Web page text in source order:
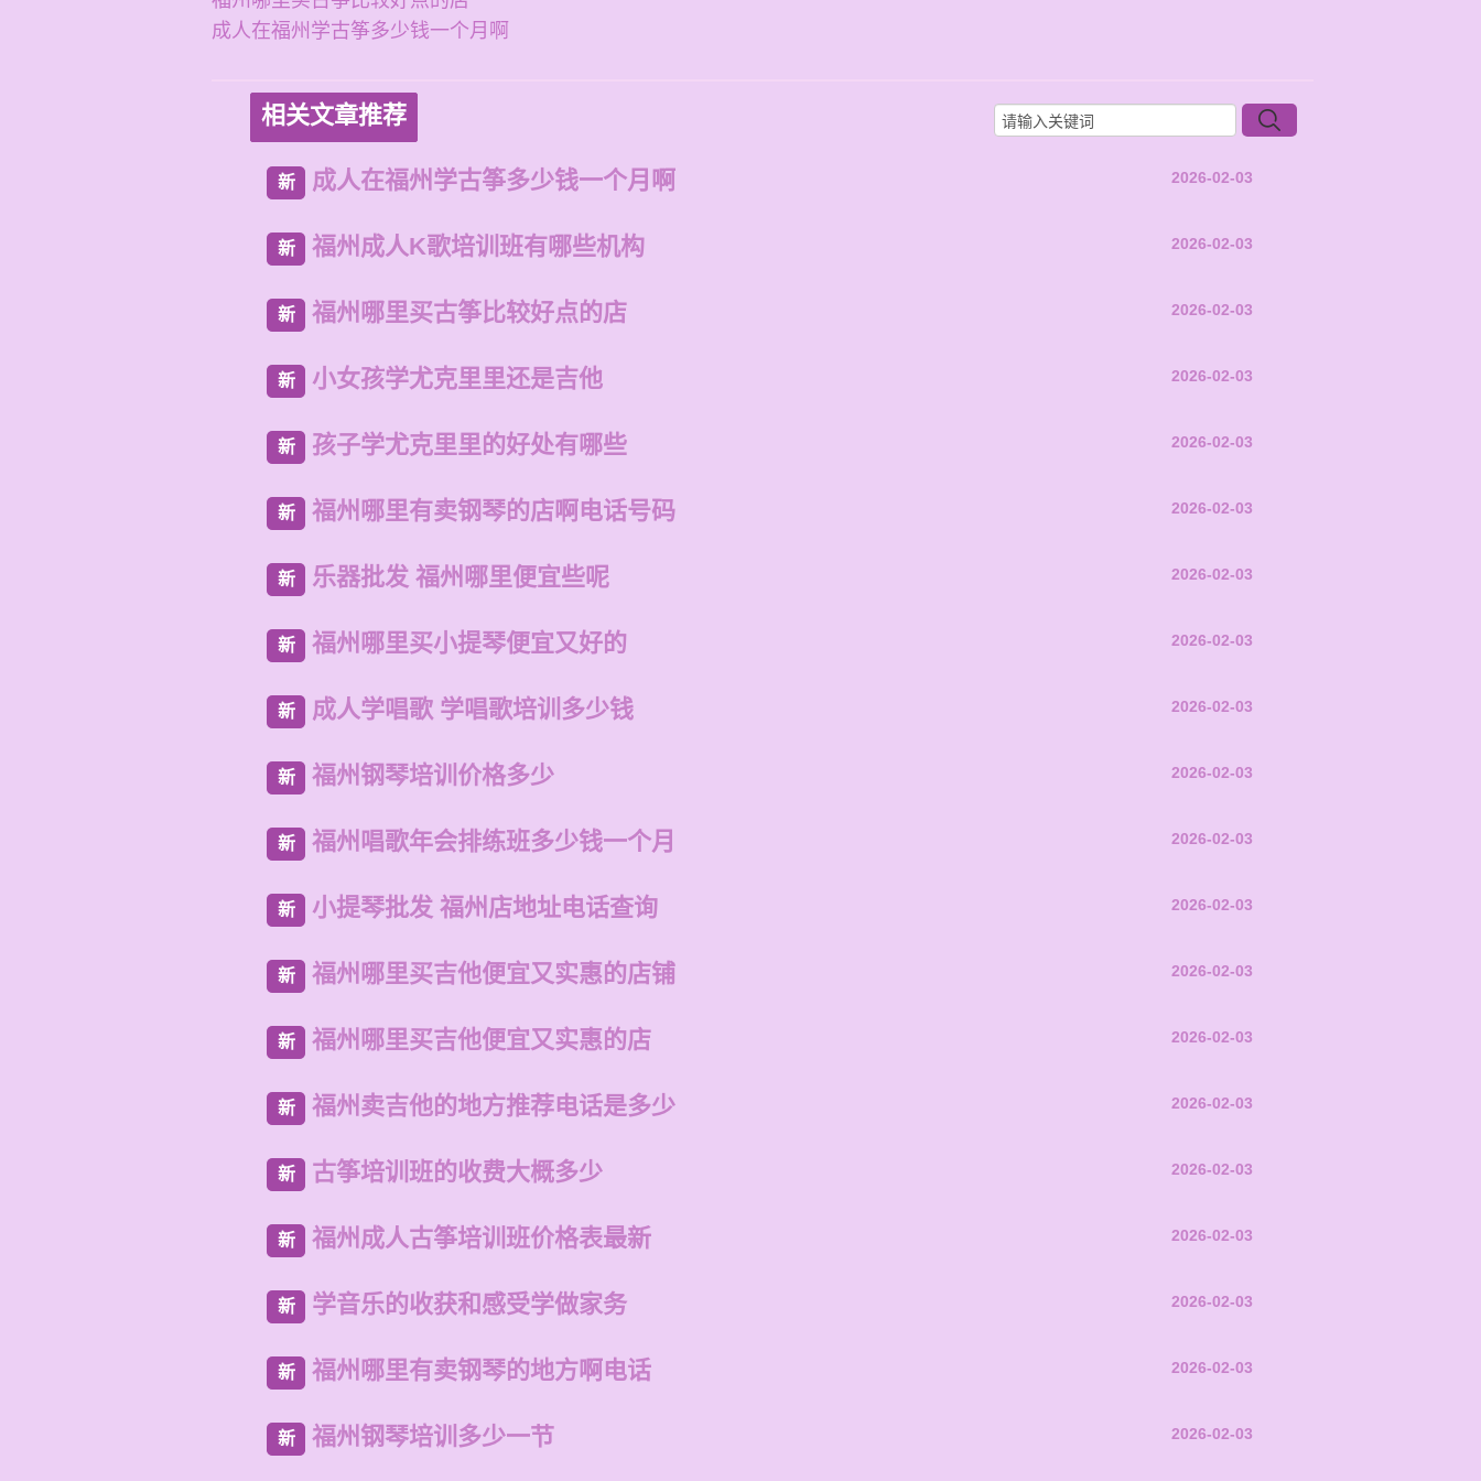
成人在福州学古筝多少钱一个月啊
相关文章推荐
新 成人在福州学古筝多少钱一个月啊 2026-02-03
新 福州成人K歌培训班有哪些机构 2026-02-03
新 福州哪里买古筝比较好点的店 2026-02-03
新 小女孩学尤克里里还是吉他 2026-02-03
新 孩子学尤克里里的好处有哪些 2026-02-03
新 福州哪里有卖钢琴的店啊电话号码 2026-02-03
新 乐器批发 福州哪里便宜些呢 2026-02-03
新 福州哪里买小提琴便宜又好的 2026-02-03
新 成人学唱歌 学唱歌培训多少钱 2026-02-03
新 福州钢琴培训价格多少 2026-02-03
新 福州唱歌年会排练班多少钱一个月 2026-02-03
新 小提琴批发 福州店地址电话查询 2026-02-03
新 福州哪里买吉他便宜又实惠的店铺 2026-02-03
新 福州哪里买吉他便宜又实惠的店 2026-02-03
新 福州卖吉他的地方推荐电话是多少 2026-02-03
新 古筝培训班的收费大概多少 2026-02-03
新 福州成人古筝培训班价格表最新 2026-02-03
新 学音乐的收获和感受学做家务 2026-02-03
新 福州哪里有卖钢琴的地方啊电话 2026-02-03
新 福州钢琴培训多少一节 2026-02-03